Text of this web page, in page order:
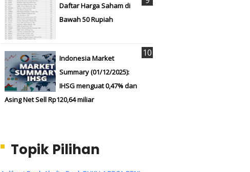
Daftar Harga Saham di
Bawah 50 Rupiah
Indonesia Market
Summary (01/12/2025):
IHSG menguat 0,47% dan
Asing Net Sell Rp120,64 miliar
Topik Pilihan